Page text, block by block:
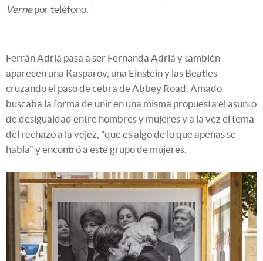
Vernepor teléfono.
Ferrán Adriá pasa a ser Fernanda Adriá y también
aparecen una Kasparov, una Einstein y las Beatles
cruzando el paso de cebra de Abbey Road. Amado
buscaba la forma de unir en una misma propuesta el asunto
de desigualdad entre hombres y mujeres y a la vez el tema
del rechazo a la vejez, "que es algo de lo que apenas se
habla" y encontró a este grupo de mujeres.